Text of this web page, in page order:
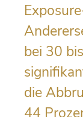
bei 30
die
44